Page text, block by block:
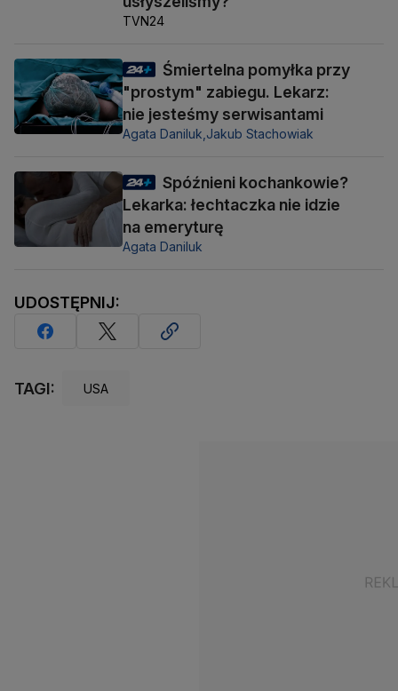
TVN24
Śmiertelna pomyłka przy
"prostym" zabiegu. Lekarz:
nie jesteśmy serwisantami
Agata Daniluk, Jakub Stachowiak
Spóźnieni kochankowie?
Lekarka: łechtaczka nie idzie
na emeryturę
Agata Daniluk
UDOSTĘPNIJ:
TAGI: USA